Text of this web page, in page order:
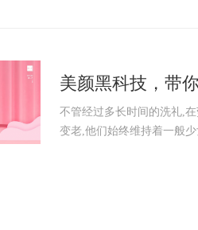
美颜黑科技，带
诗
不管经过多长时间的洗礼,
变老,他们始终维持着一般